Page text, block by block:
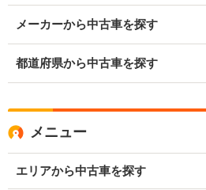
メーカーから中古車を探す
都道府県から中古車を探す
メニュー
エリアから中古車を探す